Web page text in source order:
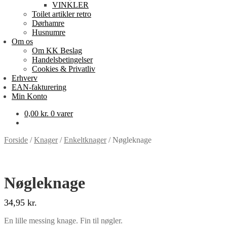
VINKLER
Toilet artikler retro
Dørhamre
Husnumre
Om os
Om KK Beslag
Handelsbetingelser
Cookies & Privatliv
Erhverv
EAN-fakturering
Min Konto
0,00 kr. 0 varer
Forside /Knager/Enkeltknager/Nøgleknage
Nøgleknage
34,95 kr.
En lille messing knage. Fin til nøgler.